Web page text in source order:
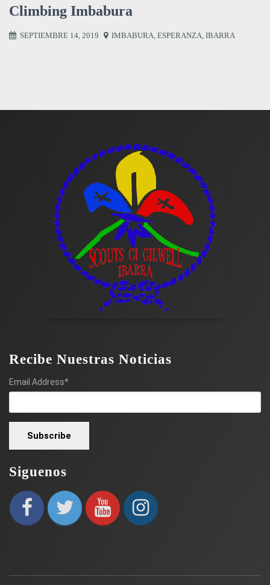
Climbing Imbabura
SEPTIEMBRE 14, 2019 IMBABURA ESPERANZA IBARRA
Recibe Nuestras Noticias
Email Address*
Siguenos